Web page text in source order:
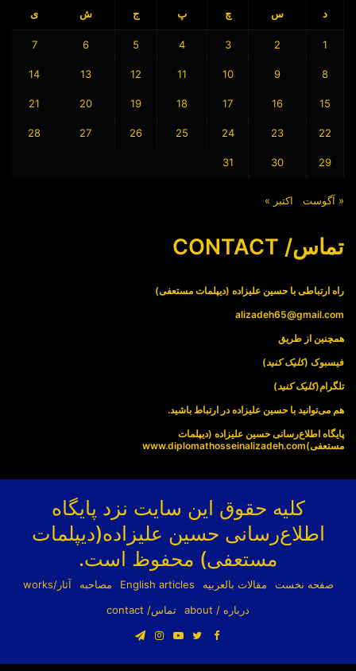
د س چ پ ج ش ی
1
2
3
4
5
6
7
8
9
10
11
12
13
14
15
16
17
18
19
20
21
22
23
24
25
26
27
28
29
30
31
« آگوست اکتبر »
تماس/ CONTACT
راه ارتباطی با حسین علیزاده (دیپلمات مستعفی)
alizadeh65@gmail.com
همچنین از طریق
فیسبوک (کلیک کنید)
تلگرام(کلیک کنید)
هم می‌توانید با حسین علیزاده در ارتباط باشید.
پایگاه اطلاع‌رسانی حسین علیزاده (دیپلمات
مستعفی)www.diplomathosseinalizadeh.com
کلیه حقوق این سایت نزد پایگاه
اطلاع‌رسانی حسین علیزاده(دیپلمات
مستعفی) محفوظ است.
صفحه نخست مقالات بالعربیه English articles مصاحبه
آثار/works
درباره / about
تماس/ contact
فیسبوکتوییتریوتیوباینستاگرام
تلگرام